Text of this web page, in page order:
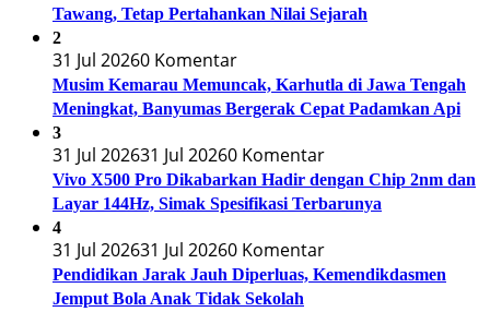
Tawang, Tetap Pertahankan Nilai Sejarah
2
31 Jul 20260 Komentar
Musim Kemarau Memuncak, Karhutla di Jawa Tengah
Meningkat, Banyumas Bergerak Cepat Padamkan Api
3
31 Jul 202631 Jul 20260 Komentar
Vivo X500 Pro Dikabarkan Hadir dengan Chip 2nm dan
Layar 144Hz, Simak Spesifikasi Terbarunya
4
31 Jul 202631 Jul 20260 Komentar
Pendidikan Jarak Jauh Diperluas, Kemendikdasmen
Jemput Bola Anak Tidak Sekolah